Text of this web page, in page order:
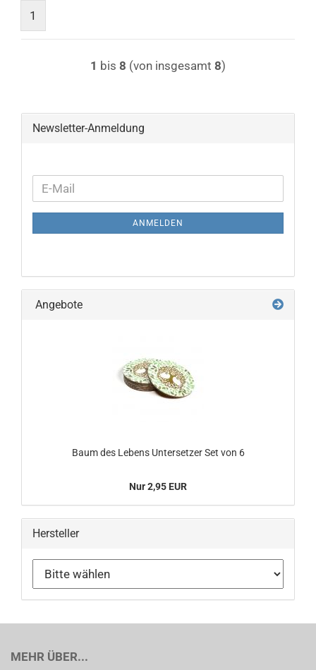
1
1 bis 8 (von insgesamt 8)
Newsletter-Anmeldung
WEITER
ZUR
NEWSLETTER-
ANMELDUNG
E-
ANMELDEN
Angebote
Baum des Lebens Untersetzer Set von 6
Nur 2,95 EUR
Hersteller
MEHR ÜBER...